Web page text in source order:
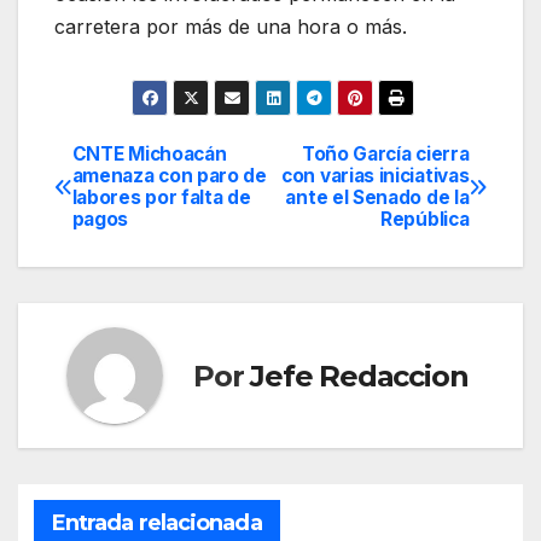
carretera por más de una hora o más.
Navegación
de
entradas
Toño García cierra
con varias iniciativas
ante el Senado de la
República
CNTE Michoacán
amenaza con paro de
labores por falta de
pagos
PorJefe Redaccion
Entrada relacionada